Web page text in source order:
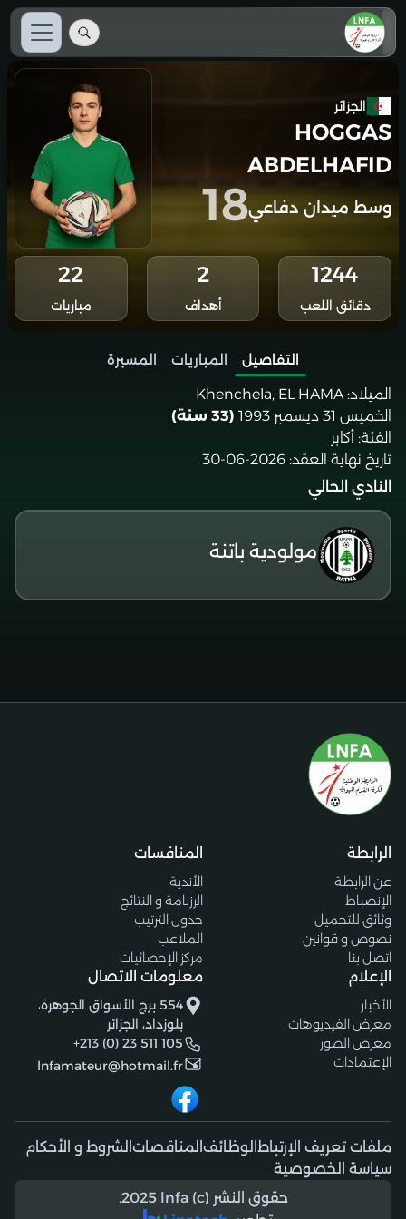
الجزائر
HOGGAS
ABDELHAFID
وسط ميدان دفاعي18
1244
دقائق اللعب
2
أهداف
22
مباريات
التفاصيل المباريات
المسيرة
الميلاد: Khenchela, EL HAMA
الخميس 31 ديسمبر 1993
(33 سنة)
الفئة: أكابر
تاريخ نهاية العقد: 2026-06-30
النادي الحالي
مولودية باتنة
الرابطة
عن الرابطة
الإنضباط
وثائق للتحميل
نصوص و قوانين
اتصل بنا
المنافسات
الأندية
الرزنامة و النتائج
جدول الترتيب
الملاعب
مركز الإحصائيات
الإعلام
الأخبار
معرض الفيديوهات
معرض الصور
الإعتمادات
معلومات الاتصال
554 برج الأسواق الجوهرة،
بلوزداد، الجزائر
+213 (0) 23 511 105
lnfamateur@hotmail.fr
ملفات تعريف الإرتباط الوظائف المناقصات الشروط و الأحكام
سياسة الخصوصية
حقوق النشر (c) 2025 lnfa.